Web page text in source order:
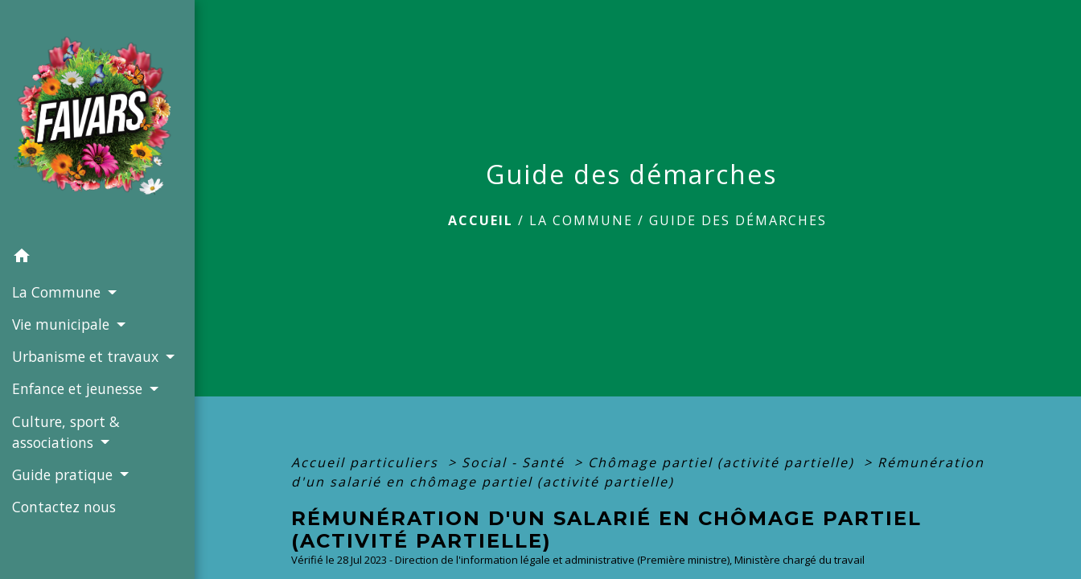
home
La Commune
Vie municipale
Urbanisme et travaux
Enfance et jeunesse
Culture, sport &
associations
Guide pratique
Contactez nous
Guide des démarches
ACCUEIL / LA COMMUNE /GUIDE DES DÉMARCHES
Accueil particuliers > Social - Santé > Chômage partiel (activité partielle) > Rémunération
d'un salarié en chômage partiel (activité partielle)
RÉMUNÉRATION D'UN SALARIÉ EN CHÔMAGE PARTIEL
(ACTIVITÉ PARTIELLE)
Vérifié le 28 Jul 2023 - Direction de l'information légale et administrative (Première ministre), Ministère chargé du travail